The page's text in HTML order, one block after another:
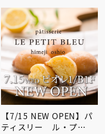
【7/15 NEW OPEN】パ
ティスリー ル・プ…